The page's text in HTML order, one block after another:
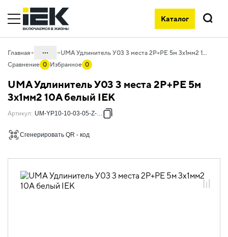
Каталог
Поиск
Главная ...
06. Изделия электроустановочные,
удлинители и силовые разъемы
06.02 Удлинители бытовые и сетевые
06.02.01.05 Удлинители бытовые UMA
UMA Удлинитель У03 3 места 2P+PE 5м 3х1мм2 10А белый IEK
Сравнение 0 Избранное 0
UMA Удлинитель У03 3 места 2P+PE 5м
3х1мм2 10А белый IEK
Артикул: UM-YP10-10-03-05-Z-K01
Сгенерировать QR - код